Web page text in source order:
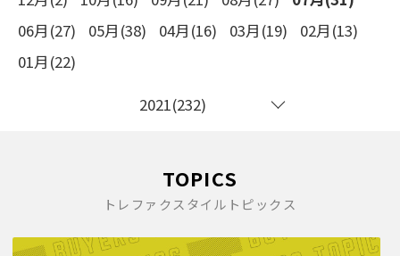
06月(27)
05月(38) 04月(16) 03月(19)
02月(13)
01月(22)
2021(232)
TOPICS
トレファクスタイルトピックス